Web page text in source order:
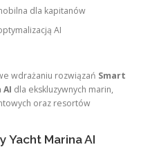
dla kapitanów
AI
wdrażaniu rozwiązań Smart
dla ekskluzywnych marin,
oraz resortów
Yacht Marina AI